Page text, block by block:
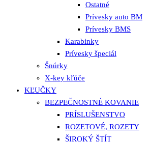
Ostatné
Prívesky auto BM
Prívesky BMS
Karabinky
Prívesky špeciál
Šnúrky
X-key kľúče
KĽUČKY
BEZPEČNOSTNÉ KOVANIE
PRÍSLUŠENSTVO
ROZETOVÉ, ROZETY
ŠIROKÝ ŠTÍT